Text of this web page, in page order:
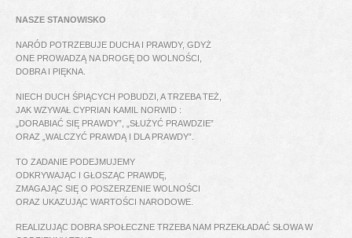
NASZE STANOWISKO
NARÓD POTRZEBUJE DUCHA I PRAWDY, GDYŻ
ONE PROWADZĄ NA DROGĘ DO WOLNOŚCI,
DOBRA I PIĘKNA.
NIECH DUCH ŚPIĄCYCH POBUDZI, A TRZEBA TEŻ,
JAK WZYWAŁ CYPRIAN KAMIL NORWID :
„DORABIAĆ SIĘ PRAWDY”, „SŁUŻYĆ PRAWDZIE”
ORAZ „WALCZYĆ PRAWDĄ I DLA PRAWDY”.
TO ZADANIE PODEJMUJEMY
ODKRYWAJĄC I GŁOSZĄC PRAWDĘ,
ZMAGAJĄC SIĘ O POSZERZENIE WOLNOŚCI
ORAZ UKAZUJĄC WARTOŚCI NARODOWE.
REALIZUJĄC DOBRA SPOŁECZNE TRZEBA NAM PRZEKŁADAĆ SŁOWA W